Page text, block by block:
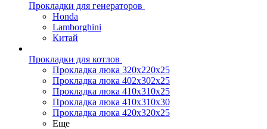
Прокладки для генераторов
Honda
Lamborghini
Китай
Прокладки для котлов
Прокладка люка 320x220x25
Прокладка люка 402x302x25
Прокладка люка 410x310x25
Прокладка люка 410х310х30
Прокладка люка 420x320x25
Еще